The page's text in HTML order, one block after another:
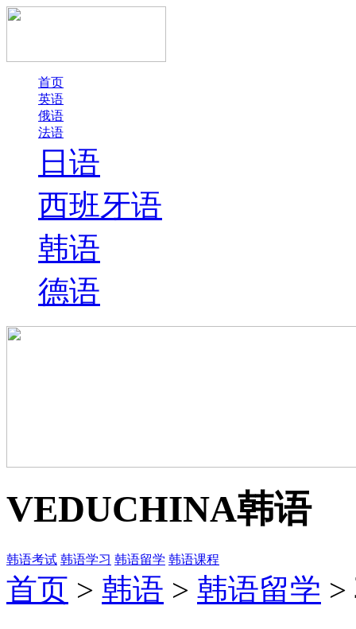
首页
英语
俄语
法语
日语
西班牙语
韩语
德语
VEDUCHINA韩语
韩语考试 韩语学习 韩语留学 韩语课程
首页 > 韩语 > 韩语留学 >